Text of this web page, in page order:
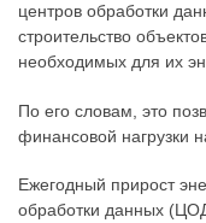
центров обработки
строительство
необходимых для их
По его словам, это
финансовой нагрузки
Ежегодный прирост
обработки данных